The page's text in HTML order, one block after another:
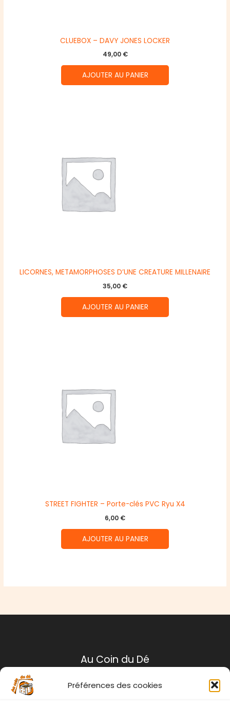
Préférences des cookies
CLUEBOX – DAVY JONES LOCKER
49,00 €
AJOUTER AU PANIER
LICORNES, METAMORPHOSES D’UNE CREATURE MILLENAIRE
35,00 €
AJOUTER AU PANIER
STREET FIGHTER – Porte-clés PVC Ryu X4
6,00 €
AJOUTER AU PANIER
Au Coin du Dé